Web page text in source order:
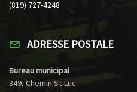
(819) 727-4248
ADRESSE POSTALE
Bureau municipal
349, Chemin St-Luc